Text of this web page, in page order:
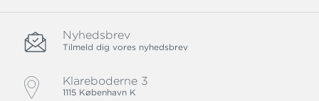
Nyhedsbrev
Tilmeld dig vores nyhedsbrev
Klareboderne 3
1115 København K